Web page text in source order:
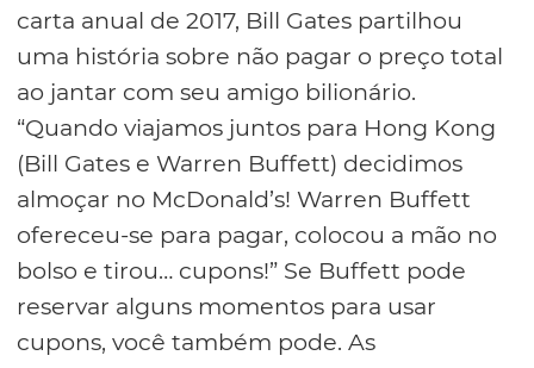
carta anual de 2017, Bill Gates partilhou
uma história sobre não pagar o preço total
ao jantar com seu amigo bilionário.
“Quando viajamos juntos para Hong Kong
(Bill Gates e Warren Buffett) decidimos
almoçar no McDonald’s! Warren Buffett
ofereceu-se para pagar, colocou a mão no
bolso e tirou… cupons!” Se Buffett pode
reservar alguns momentos para usar
cupons, você também pode. As